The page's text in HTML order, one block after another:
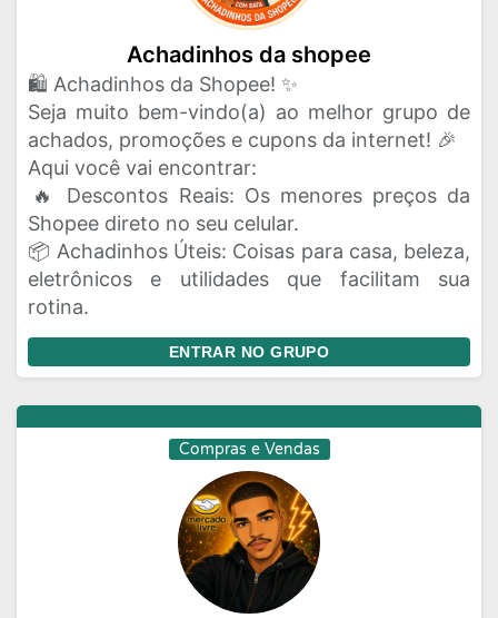
Achadinhos da shopee
​🛍️ Achadinhos da Shopee! ✨
​Seja muito bem-vindo(a) ao melhor grupo de
achados, promoções e cupons da internet! 🎉
​Aqui você vai encontrar:
​🔥 Descontos Reais: Os menores preços da
Shopee direto no seu celular.
​📦 Achadinhos Úteis: Coisas para casa, beleza,
eletrônicos e utilidades que facilitam sua
rotina.
ENTRAR NO GRUPO
Compras e Vendas